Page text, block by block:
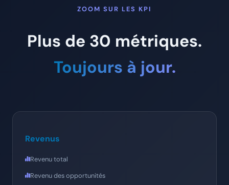
ZOOM SUR LES KPI
Plus de 30 métriques.
Toujours à jour.
Revenus
Revenu total
Revenu des opportunités